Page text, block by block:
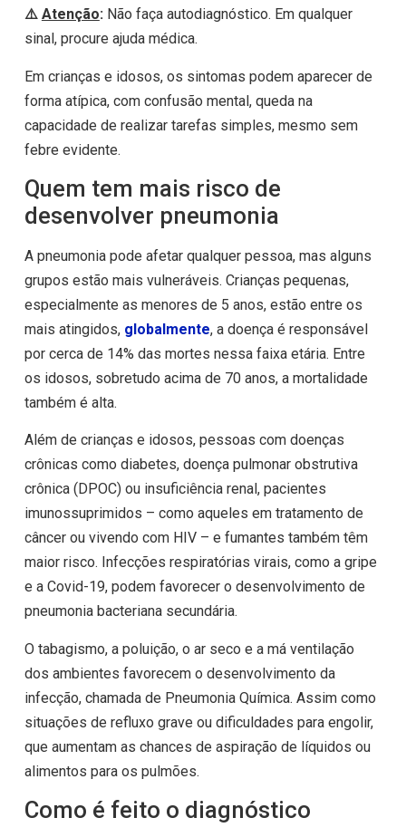
⚠️ Atenção:Não faça autodiagnóstico. Em qualquer
sinal, procure ajuda médica.
Em crianças e idosos, os sintomas podem aparecer de
forma atípica, com confusão mental, queda na
capacidade de realizar tarefas simples, mesmo sem
febre evidente.
Quem tem mais risco de
desenvolver pneumonia
A pneumonia pode afetar qualquer pessoa, mas alguns
grupos estão mais vulneráveis. Crianças pequenas,
especialmente as menores de 5 anos, estão entre os
mais atingidos, globalmente, a doença é responsável
por cerca de 14% das mortes nessa faixa etária. Entre
os idosos, sobretudo acima de 70 anos, a mortalidade
também é alta.
Além de crianças e idosos, pessoas com doenças
crônicas como diabetes, doença pulmonar obstrutiva
crônica (DPOC) ou insuficiência renal, pacientes
imunossuprimidos – como aqueles em tratamento de
câncer ou vivendo com HIV – e fumantes também têm
maior risco. Infecções respiratórias virais, como a gripe
e a Covid-19, podem favorecer o desenvolvimento de
pneumonia bacteriana secundária.
O tabagismo, a poluição, o ar seco e a má ventilação
dos ambientes favorecem o desenvolvimento da
infecção, chamada de Pneumonia Química. Assim como
situações de refluxo grave ou dificuldades para engolir,
que aumentam as chances de aspiração de líquidos ou
alimentos para os pulmões.
Como é feito o diagnóstico